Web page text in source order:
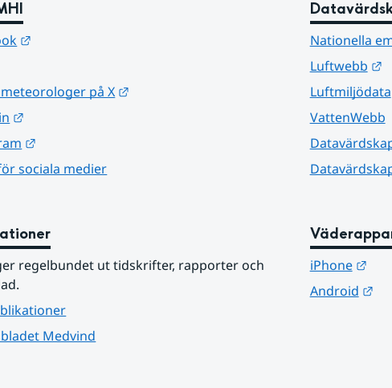
på X
sociala medier
Nationella
Luftwebb
Luftmiljödata
VattenWebb
regelbundet ut tidskrifter, rapporter och
Medvind
iPhone
Android